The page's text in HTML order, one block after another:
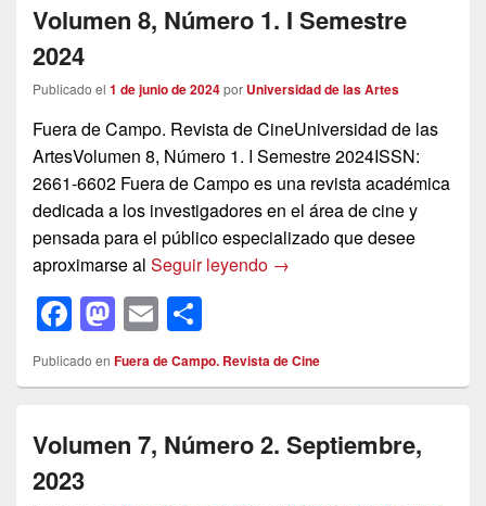
b
o
o
k
d
n
ar
Volumen 8, Número 1. I Semestre
2024
Publicado el 1 de junio de 2024por Universidad de las Artes
Fuera de Campo. Revista de CineUniversidad de las
ArtesVolumen 8, Número 1. I Semestre 2024ISSN:
2661-6602 Fuera de Campo es una revista académica
dedicada a los investigadores en el área de cine y
pensada para el público especializado que desee
aproximarse al Seguir leyendo Volumen 8, Número 1. I
→
F
a
c
b
o
M
a
st
d
E
m
ail
o
m
ar
Publicado en Fuera de Campo. Revista de Cine
Volumen 7, Número 2. Septiembre,
2023